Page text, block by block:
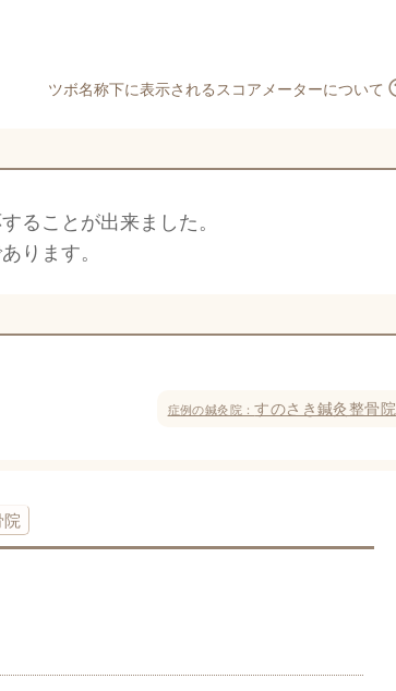
ツボ名称下に表示されるスコアメーターについて
ることが出来ました。
ります。
症例の鍼灸院：すのさき鍼灸整骨院